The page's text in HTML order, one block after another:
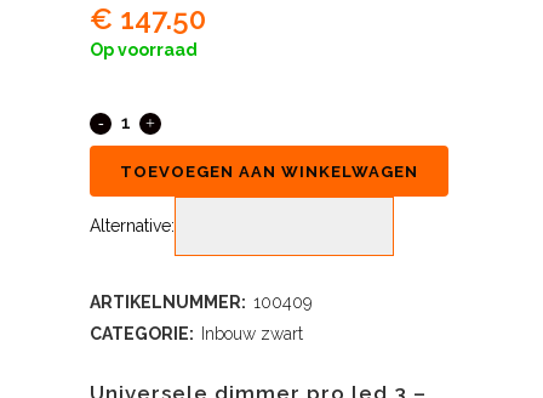
€ 147.50
Op voorraad
TOEVOEGEN AAN WINKELWAGEN
Alternative:
ARTIKELNUMMER: 100409
CATEGORIE:
Inbouw zwart